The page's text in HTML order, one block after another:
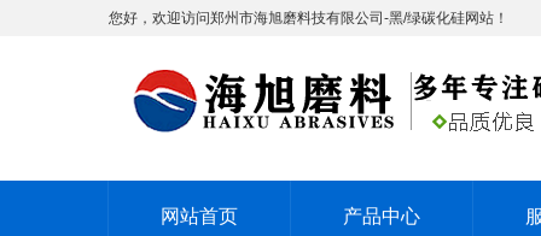
您好，欢迎访问郑州市海旭磨料技有限公司-黑/绿碳化硅网站！
网站首页 产品中心